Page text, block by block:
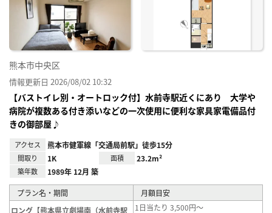
熊本市中央区
情報更新日 2026/08/02 10:32
【バストイレ別・オートロック付】水前寺駅近くにあり 大学や
病院が複数ある付き添いなどの一次使用に便利な家具家電備品付
きの御部屋♪
アクセス 熊本市健軍線「交通局前駅」徒歩15分
間取り 1K 面積 23.2m²
築年数 1989年 12月 築
プラン名・期間
月額目安
ロング【熊本県立劇場南（水前寺駅
1日当たり 3,500円～